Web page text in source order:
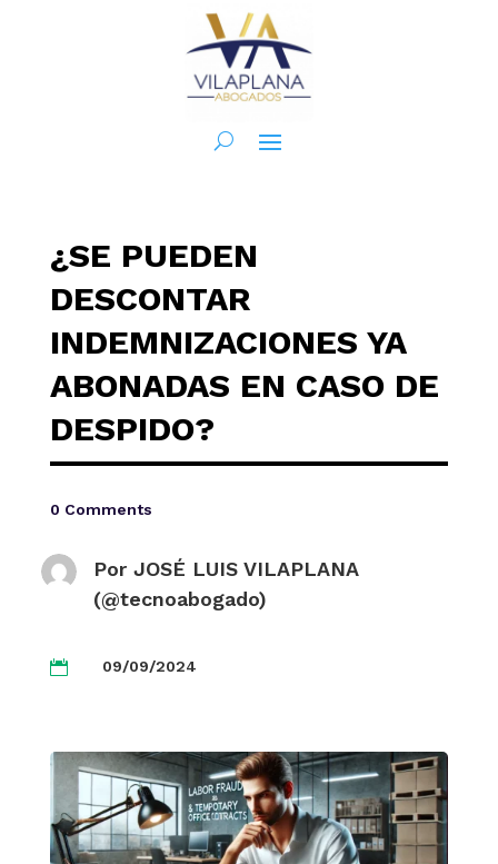
¿SE PUEDEN
DESCONTAR
INDEMNIZACIONES YA
ABONADAS EN CASO DE
DESPIDO?
0 Comments
Por JOSÉ LUIS VILAPLANA
(@tecnoabogado)
 09/09/2024